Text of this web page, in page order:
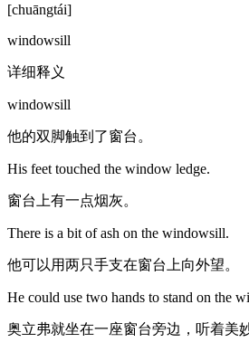
[chuāngtái]
windowsill
详细释义
windowsill
他的双脚触到了窗台。
His feet touched the window ledge.
窗台上有一点烟灰。
There is a bit of ash on the windowsill.
他可以用两只手支在窗台上向外望。
He could use two hands to stand on the
奥立弗就坐在一座窗台旁边，听着美